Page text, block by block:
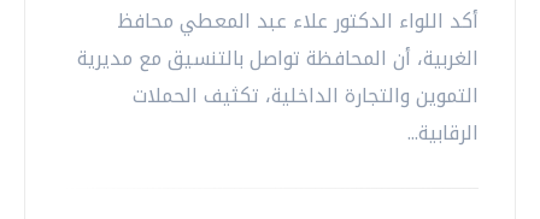
أكد اللواء الدكتور علاء عبد المعطي محافظ
الغربية، أن المحافظة تواصل بالتنسيق مع مديرية
التموين والتجارة الداخلية، تكثيف الحملات
الرقابية...